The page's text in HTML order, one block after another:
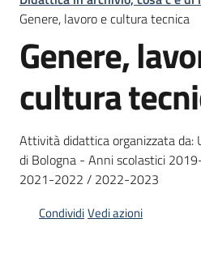
Novità
Servizi
Leggi
Atti
Bandi
Genere, lavoro e cultura tecnica
Genere,
cultura
Attività didattica organizzata da:
di Bologna - Anni scolastici
2021-2022 / 2022-2023
CondividiVedi azioni